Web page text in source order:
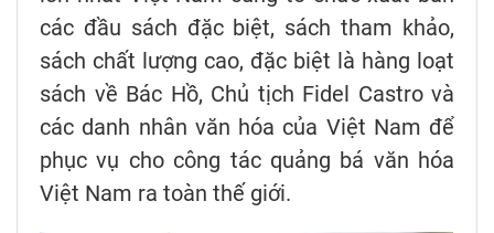
các đầu sách đặc biệt, sách tham khảo,
sách chất lượng cao, đặc biệt là hàng loạt
sách về Bác Hồ, Chủ tịch Fidel Castro và
các danh nhân văn hóa của Việt Nam để
phục vụ cho công tác quảng bá văn hóa
Việt Nam ra toàn thế giới.